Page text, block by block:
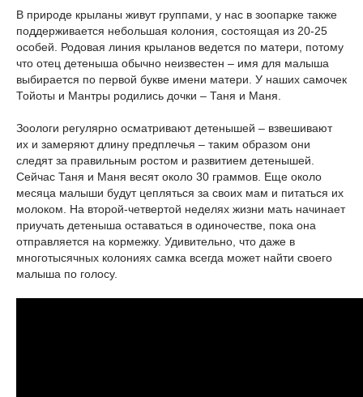
В природе крыланы живут группами, у нас в зоопарке также
поддерживается небольшая колония, состоящая из 20-25
особей. Родовая линия крыланов ведется по матери, потому
что отец детеныша обычно неизвестен – имя для малыша
выбирается по первой букве имени матери. У наших самочек
Тойоты и Мантры родились дочки – Таня и Маня.
Зоологи регулярно осматривают детенышей – взвешивают
их и замеряют длину предплечья – таким образом они
следят за правильным ростом и развитием детенышей.
Сейчас Таня и Маня весят около 30 граммов. Еще около
месяца малыши будут цепляться за своих мам и питаться их
молоком. На второй-четвертой неделях жизни мать начинает
приучать детеныша оставаться в одиночестве, пока она
отправляется на кормежку. Удивительно, что даже в
многотысячных колониях самка всегда может найти своего
малыша по голосу.